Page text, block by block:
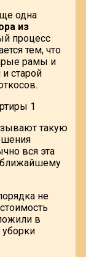
одна
из
процесс
тем, что
рамы и
старой
такую
вся эта
ближайшему
не
в
уборки